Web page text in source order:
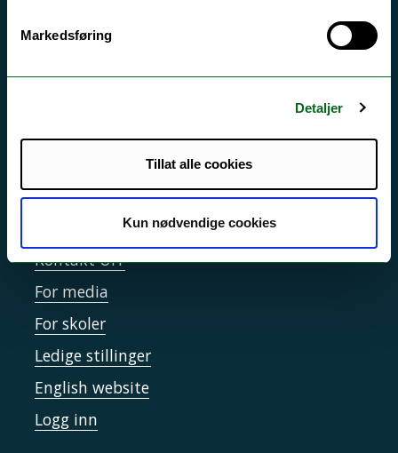
Markedsføring
Detaljer
Tillat alle cookies
Kun nødvendige cookies
Si ifra!
Informasjonskapsler
Tilgjengelighetserklæring
Kontakt UiT
For media
For skoler
Ledige stillinger
English website
Logg inn